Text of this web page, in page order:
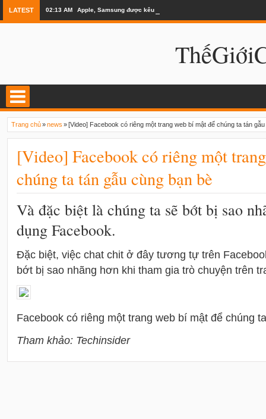
LATEST 02:13 AM Apple, Samsung được kêu gọi chặn ứng dụng khi lái xe
Trang chủ»news »[Video] Facebook có riêng một trang web bí mật để chúng ta tán
[Video] Facebook có riêng một
chúng ta tán gẫu cùng bạn bè
Và đặc biệt là chúng ta sẽ bớt bị sao
dụng Facebook.
Đặc biệt, việc chat chit ở đây tương tự trên
bớt bị sao nhãng hơn khi tham gia trò chuyện trên
Facebook có riêng một trang web bí mật để chúng
Tham khảo: Techinsider